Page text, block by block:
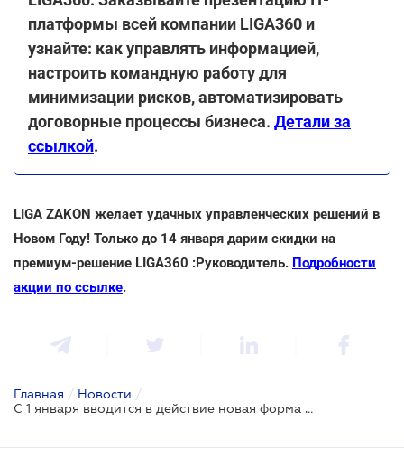
платформы всей компании LIGA360 и
узнайте: как управлять информацией,
настроить командную работу для
минимизации рисков, автоматизировать
договорные процессы бизнеса. Детали за
ссылкой.
LIGA ZAKON желает удачных управленческих решений в
Новом Году! Только до 14 января дарим скидки на
премиум-решение LIGA360 :Руководитель. Подробности
акции по ссылке.
Главная / Новости /
С 1 января вводится в действие новая форма налоговой декларации об имущественном состоянии и доходах